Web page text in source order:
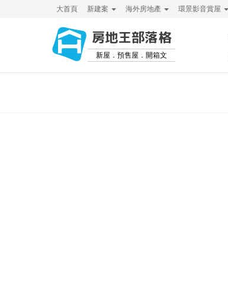
大首頁 新建案 海外房地產 環景影音賞屋
房地王部落格
新屋．預售屋．開箱文